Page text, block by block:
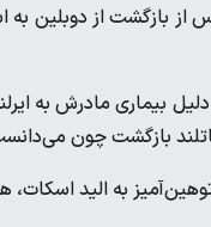
ساله، پس از بازگشت از
بیماری مادرش به
بازگشت چون
به الید